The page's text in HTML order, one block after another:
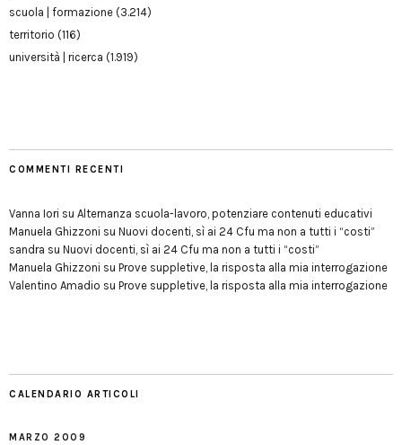
scuola | formazione (3.214)
territorio (116)
università | ricerca (1.919)
COMMENTI RECENTI
Vanna Iori su Alternanza scuola-lavoro, potenziare contenuti educativi
Manuela Ghizzoni su Nuovi docenti, sì ai 24 Cfu ma non a tutti i “costi”
sandra su Nuovi docenti, sì ai 24 Cfu ma non a tutti i “costi”
Manuela Ghizzoni su Prove suppletive, la risposta alla mia interrogazione
Valentino Amadio su Prove suppletive, la risposta alla mia interrogazione
CALENDARIO ARTICOLI
MARZO 2009